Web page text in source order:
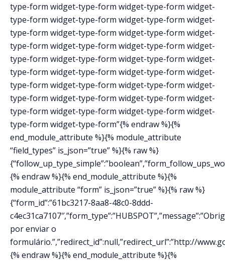
type-form widget-type-form widget-type-form widget-
type-form widget-type-form widget-type-form widget-
type-form widget-type-form widget-type-form widget-
type-form widget-type-form widget-type-form widget-
type-form widget-type-form widget-type-form widget-
type-form widget-type-form widget-type-form widget-
type-form widget-type-form widget-type-form widget-
type-form widget-type-form widget-type-form widget-
type-form widget-type-form widget-type-form widget-
type-form widget-type-form”{% endraw %}{%
end_module_attribute %}{% module_attribute
“field_types” is_json=”true” %}{% raw %}
{% endraw %}{% end_module_attribute %}{%
module_attribute “form” is_json=”true” %}{% raw %}
{“form_id”:”61bc3217-8aa8-48c0-8ddd-
por enviar o
formulário.”,”redirect_id”:null,”redirect_url”:”http://
{% endraw %}{% end_module_attribute %}{%